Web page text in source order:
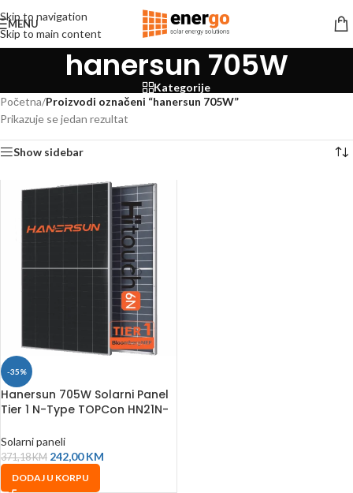
Skip to navigation
Skip to main content
MENU
hanersun 705W
Kategorije
Početna/Proizvodi označeni “hanersun 705W”
Prikazuje se jedan rezultat
Show sidebar
-35%
Hanersun 705W Solarni Panel
Tier 1 N-Type TOPCon HN21N-
Solarni paneli
371,18KM 242,00KM
DODAJ U KORPU